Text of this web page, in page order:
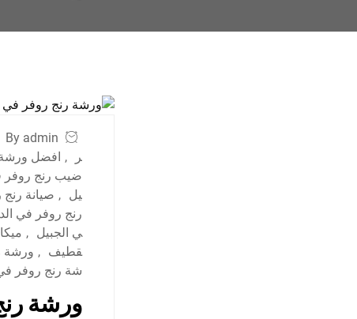
By admin
ر
, افضل ورشة
ضيب رنج روفر
يل , صيانة رنج
رنج روفر في
ي الجبيل ,
قطيف , ورشة
شة رنج روفر
ورشة